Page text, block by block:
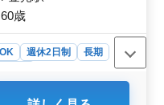
歳
週休2日制
長期
助・スタッフ